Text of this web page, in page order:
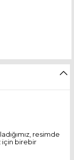
resimde
için birebir